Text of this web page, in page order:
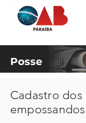
Posse
Cadastro dos
empossandos